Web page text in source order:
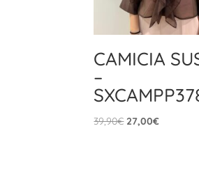
CAMICIA
–
39,90€ Il
27,00€Il